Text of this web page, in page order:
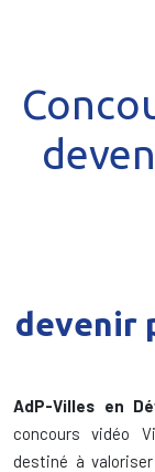
devenir
AdP-Villes en
concours vidéo
destiné à